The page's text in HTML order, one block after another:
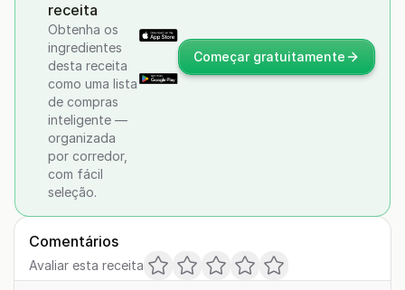
receita
Obtenha os
ingredientes
desta receita
como uma lista
de compras
inteligente —
organizada
por corredor,
com fácil
seleção.
Começar gratuitamente
Comentários
Avaliar esta receita